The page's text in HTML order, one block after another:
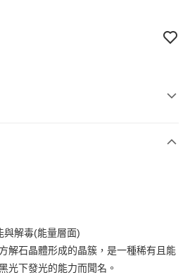
與解毒(能量層面)
解石晶體形成的晶簇，是一種稀有且能
光下發光的能力而聞名。